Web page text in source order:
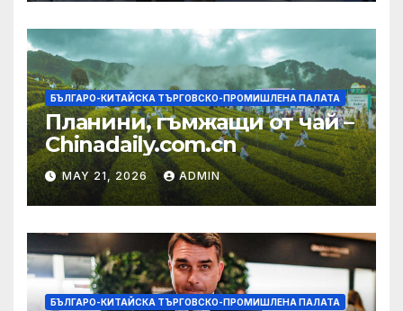
БЪЛГАРО-КИТАЙСКА ТЪРГОВСКО-ПРОМИШЛЕНА ПАЛАТА
Планини, гъмжащи от чай –
Chinadaily.com.cn
MAY 21, 2026 ADMIN
БЪЛГАРО-КИТАЙСКА ТЪРГОВСКО-ПРОМИШЛЕНА ПАЛАТА